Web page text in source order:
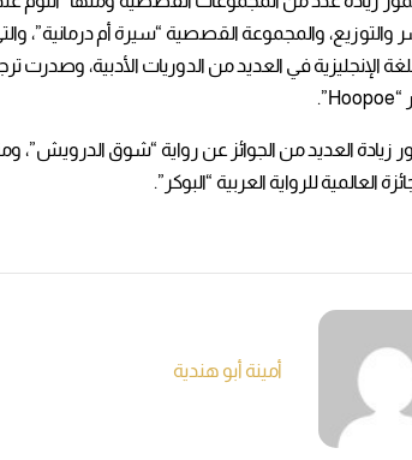
والتوزيع، والمجموعة القصصية “سيرة أم
الإنجليزية في العديد من الدوريات الأدبية،
العديد من الجوائز عن رواية “شوق الدرويش”،
العالمية للرواية العربية “البوكر”.
أمينة أبو هندية